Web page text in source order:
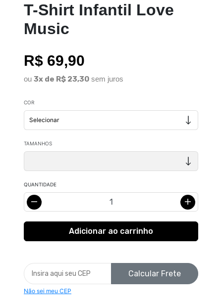
T-Shirt Infantil Love
Music
R$ 69,90
ou 3x de R$ 23,30 sem juros
COR
TAMANHOS
QUANTIDADE
Calcular Frete
Não sei meu CEP